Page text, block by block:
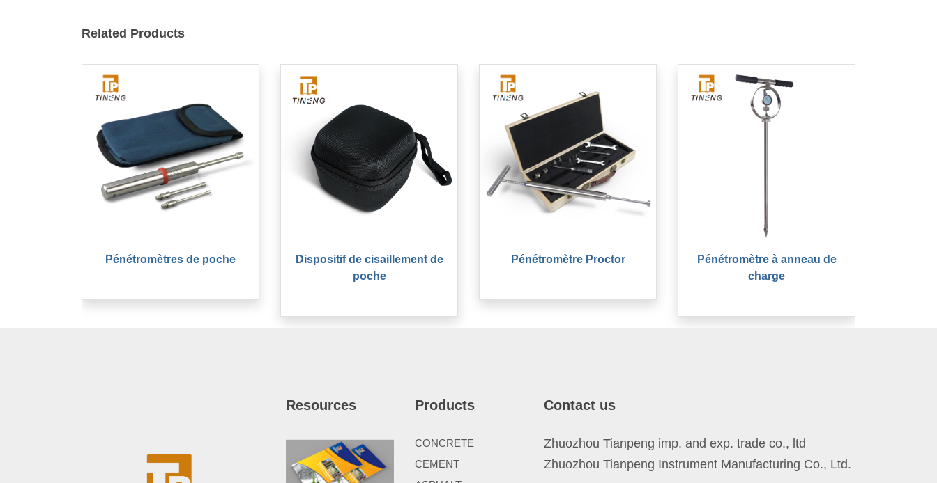
Related Products
Pénétromètres de poche
Dispositif de cisaillement de
poche
Pénétromètre Proctor
Pénétromètre à anneau de
charge
Resources Products
CONCRETE
CEMENT
Contact us
Zhuozhou Tianpeng imp. and exp. trade co., ltd
Zhuozhou Tianpeng Instrument Manufacturing Co., Ltd.